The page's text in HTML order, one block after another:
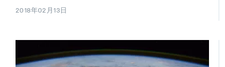
2018年02月13日